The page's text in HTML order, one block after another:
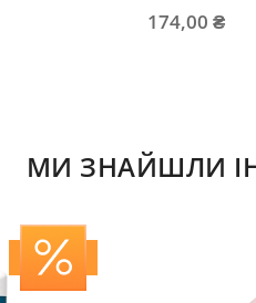
174,00 ₴
МИ ЗНАЙШЛИ